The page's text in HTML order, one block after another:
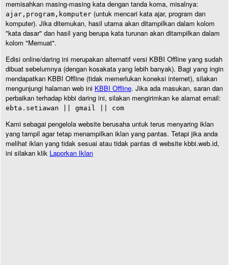
memisahkan masing-masing kata dengan tanda koma, misalnya:
ajar,program,komputer (untuk mencari kata ajar, program dan
komputer). Jika ditemukan, hasil utama akan ditampilkan dalam kolom
"kata dasar" dan hasil yang berupa kata turunan akan ditampilkan dalam
kolom "Memuat".
Edisi online/daring ini merupakan alternatif versi KBBI Offline yang sudah
dibuat sebelumnya (dengan kosakata yang lebih banyak). Bagi yang ingin
mendapatkan KBBI Offline (tidak memerlukan koneksi internet), silakan
mengunjungi halaman web ini KBBI Offline. Jika ada masukan, saran dan
perbaikan terhadap kbbi daring ini, silakan mengirimkan ke alamat email:
ebta.setiawan || gmail || com
Kami sebagai pengelola website berusaha untuk terus menyaring iklan
yang tampil agar tetap menampilkan iklan yang pantas. Tetapi jika anda
melihat iklan yang tidak sesuai atau tidak pantas di website kbbi.web.id,
ini silakan klik Laporkan Iklan